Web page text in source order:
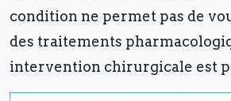
condition ne permet pas de
des traitements
intervention chirurgicale est